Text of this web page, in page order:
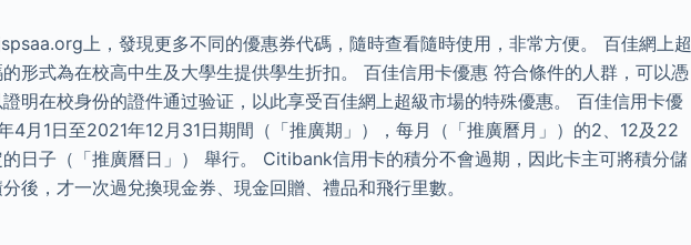
上，發現更多不同的優惠券代碼，隨時查看隨時使用，非常方便。 百佳網上超
形式為在校高中生及大學生提供學生折扣。 百佳信用卡優惠 符合條件的人群，可以憑
明在校身份的證件通过验证，以此享受百佳網上超級市場的特殊優惠。 百佳信用卡優
4月1日至2021年12月31日期間（「推廣期」），每月（「推廣曆月」）的2、12及22
日子（「推廣曆日」） 舉行。 Citibank信用卡的積分不會過期，因此卡主可將積分儲
後，才一次過兌換現金券、現金回贈、禮品和飛行里數。